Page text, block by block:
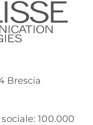
Brescia
100.000